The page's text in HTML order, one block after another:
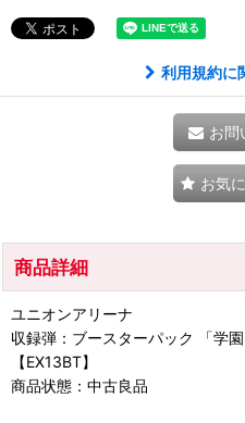
利用規約に
お問
お気
商品詳細
ユニオンアリーナ
収録弾：ブースターパック 「学
【EX13BT】
商品状態：中古良品